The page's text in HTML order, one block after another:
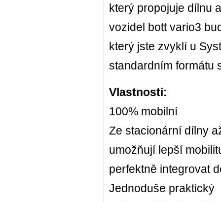
který propojuje dílnu
vozidel bott vario3
který jste zvyklí u
standardním formátu
Vlastnosti:
100% mobilní
Ze stacionární dílny
umožňují lepší
perfektně integrovat
Jednoduše praktický